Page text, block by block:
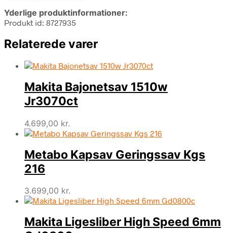
Yderlige produktinformationer:
Produkt id: 8727935
Relaterede varer
Makita Bajonetsav 1510w
Jr3070ct
4.699,00 kr.
Metabo Kapsav Geringssav Kgs
216
3.699,00 kr.
Makita Ligesliber High Speed 6mm